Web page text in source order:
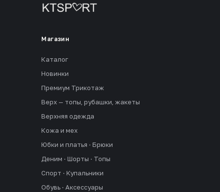
Магазин
Каталог
Новинки
Премиум Трикотаж
Верх — топы, рубашки, жакеты
Верхняя одежда
Кожа и мех
Юбки и платья · Брюки
Деним · Шорты · Топы
Спорт · Купальники
Обувь · Аксессуары